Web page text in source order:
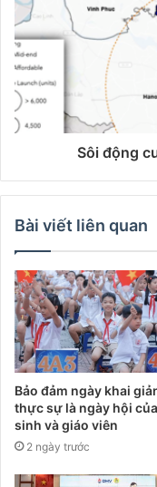
Sôi động
Bài viết liên quan
Bảo đảm ngày khai
thực sự là ngày hội
sinh và giáo viên
2 ngày trước